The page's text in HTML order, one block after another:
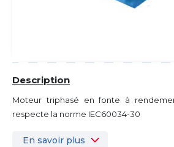
Description
Moteur triphasé en fonte à
respecte la norme IEC60034-30
En savoir plus